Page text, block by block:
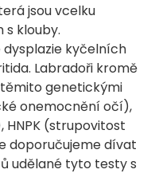
jsou vcelku
s klouby.
kyčelních
Labradoři kromě
genetickými
onemocnění očí),
HNPK (strupovitost
doporučujeme dívat
udělané tyto testy s